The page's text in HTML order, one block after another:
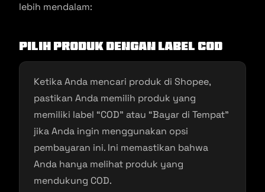
lebih mendalam:
Pilih Produk dengan Label COD
Ketika Anda mencari produk di Shopee,
pastikan Anda memilih produk yang
memiliki label “COD” atau “Bayar di Tempat”
jika Anda ingin menggunakan opsi
pembayaran ini. Ini memastikan bahwa
Anda hanya melihat produk yang
mendukung COD.